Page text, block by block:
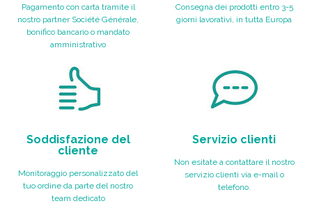
Pagamento con carta tramite il
nostro partner Société Générale,
bonifico bancario o mandato
amministrativo
Consegna dei prodotti entro 3-5
giorni lavorativi, in tutta Europa
Soddisfazione del
cliente
Monitoraggio personalizzato del
tuo ordine da parte del nostro
team dedicato
Servizio clienti
Non esitate a contattare il nostro
servizio clienti via e-mail o
telefono.